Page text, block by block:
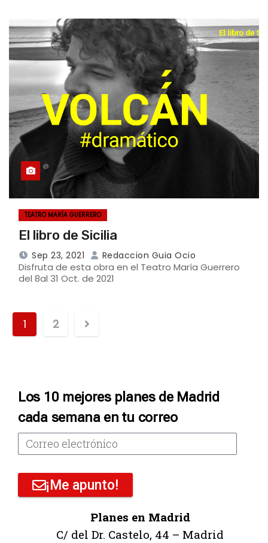
TEATRO MARÍA GUERRERO
El libro de Sicilia
Sep 23, 2021 Redaccion Guia Ocio
Disfruta de esta obra en el Teatro María Guerrero
del 8al 31 Oct. de 2021
1 2
Los 10 mejores planes de Madrid
cada semana en tu correo
¡Me apunto!
Planes en Madrid
C/ del Dr. Castelo, 44 – Madrid